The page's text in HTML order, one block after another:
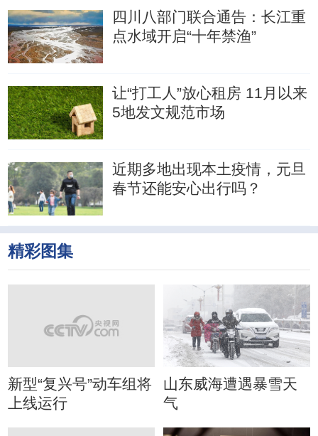
四川八部门联合通告：长江重
点水域开启“十年禁渔”
让“打工人”放心租房 11月以来
5地发文规范市场
近期多地出现本土疫情，元旦
春节还能安心出行吗？
精彩图集
新型“复兴号”动车组将
上线运行
山东威海遭遇暴雪天
气